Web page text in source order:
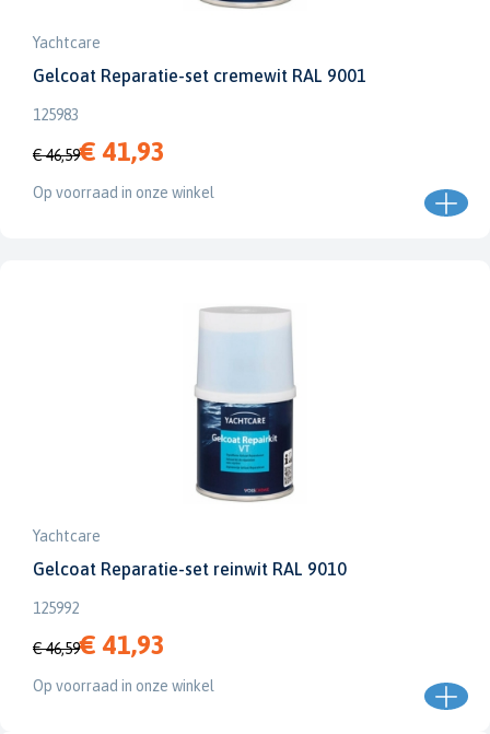
Yachtcare
Gelcoat Reparatie-set cremewit RAL 9001
125983
€ 46,59€ 41,93
Op voorraad in onze winkel
Yachtcare
Gelcoat Reparatie-set reinwit RAL 9010
125992
€ 46,59€ 41,93
Op voorraad in onze winkel